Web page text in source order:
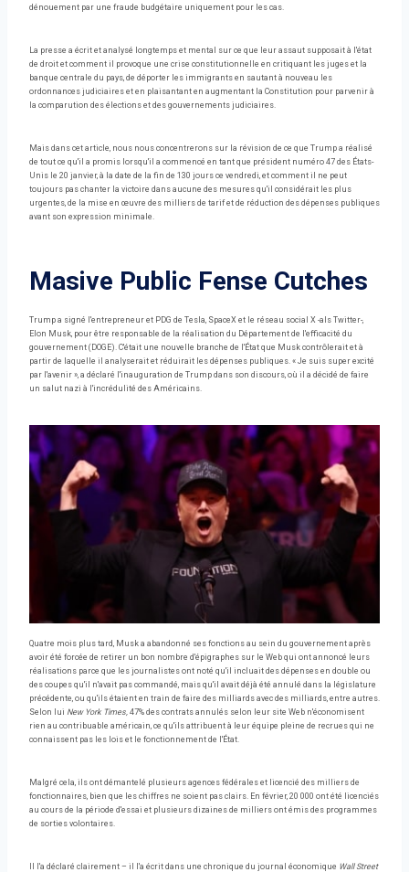
dénouement par une fraude budgétaire uniquement pour les cas.
La presse a écrit et analysé longtemps et mental sur ce que leur assaut supposait à l'état
de droit et comment il provoque une crise constitutionnelle en critiquant les juges et la
banque centrale du pays, de déporter les immigrants en sautant à nouveau les
ordonnances judiciaires et en plaisantant en augmentant la Constitution pour parvenir à
la comparution des élections et des gouvernements judiciaires.
Mais dans cet article, nous nous concentrerons sur la révision de ce que Trump a réalisé
de tout ce qu'il a promis lorsqu'il a commencé en tant que président numéro 47 des États-
Unis le 20 janvier, à la date de la fin de 130 jours ce vendredi, et comment il ne peut
toujours pas chanter la victoire dans aucune des mesures qu'il considérait les plus
urgentes, de la mise en œuvre des milliers de tarif et de réduction des dépenses publiques
avant son expression minimale.
Masive Public Fense Cutches
Trump a signé l'entrepreneur et PDG de Tesla, SpaceX et le réseau social X -als Twitter-,
Elon Musk, pour être responsable de la réalisation du Département de l'efficacité du
gouvernement (DOGE). C'était une nouvelle branche de l'État que Musk contrôlerait et à
partir de laquelle il analyserait et réduirait les dépenses publiques. « Je suis super excité
par l'avenir », a déclaré l'inauguration de Trump dans son discours, où il a décidé de faire
un salut nazi à l'incrédulité des Américains.
Quatre mois plus tard, Musk a abandonné ses fonctions au sein du gouvernement après
avoir été forcée de retirer un bon nombre d'épigraphes sur le Web qui ont annoncé leurs
réalisations parce que les journalistes ont noté qu'il incluait des dépenses en double ou
des coupes qu'il n'avait pas commandé, mais qu'il avait déjà été annulé dans la législature
précédente, ou qu'ils étaient en train de faire des milliards avec des milliards, entre autres.
Selon lui New York Times, 47% des contrats annulés selon leur site Web n'économisent
rien au contribuable américain, ce qu'ils attribuent à leur équipe pleine de recrues qui ne
connaissent pas les lois et le fonctionnement de l'État.
Malgré cela, ils ont démantelé plusieurs agences fédérales et licencié des milliers de
fonctionnaires, bien que les chiffres ne soient pas clairs. En février, 20 000 ont été licenciés
au cours de la période d'essai et plusieurs dizaines de milliers ont émis des programmes
de sorties volontaires.
Il l'a déclaré clairement – il l'a écrit dans une chronique du journal économique Wall Street